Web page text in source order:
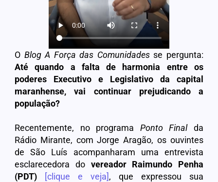
O Blog A Força das Comunidadesse pergunta:
Até quando a falta de harmonia entre os
poderes Executivo e Legislativo da capital
maranhense, vai continuar prejudicando a
população?
Recentemente, no programa Ponto Finalda
Rádio Mirante, com Jorge Aragão, os ouvintes
de São Luís acompanharam uma entrevista
esclarecedora do vereador Raimundo Penha
(PDT)
[clique e veja], que expressou sua